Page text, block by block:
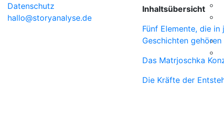
Datenschutz
hallo@storyanalyse.de
Inhaltsübersicht
Fünf Elemente, die
Geschichten gehören
Das Matrjoschka
Die Kräfte der